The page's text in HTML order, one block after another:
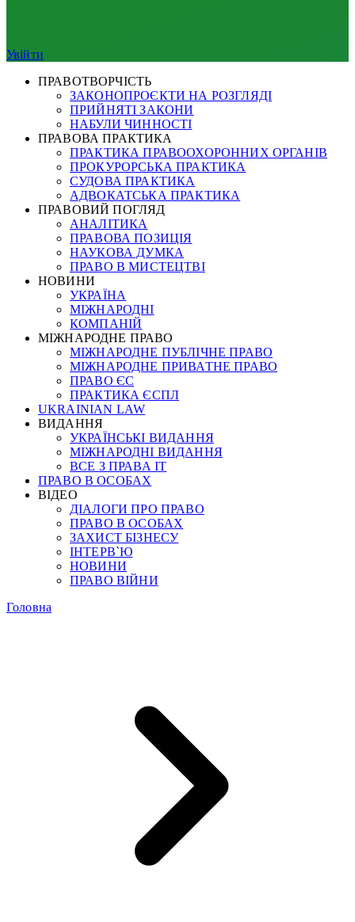
Увійти
ПРАВОТВОРЧІСТЬ
ЗАКОНОПРОЄКТИ НА РОЗГЛЯДІ
ПРИЙНЯТІ ЗАКОНИ
НАБУЛИ ЧИННОСТІ
ПРАВОВА ПРАКТИКА
ПРАКТИКА ПРАВООХОРОННИХ ОРГАНІВ
ПРОКУРОРСЬКА ПРАКТИКА
СУДОВА ПРАКТИКА
АДВОКАТСЬКА ПРАКТИКА
ПРАВОВИЙ ПОГЛЯД
АНАЛІТИКА
ПРАВОВА ПОЗИЦІЯ
НАУКОВА ДУМКА
ПРАВО В МИСТЕЦТВІ
НОВИНИ
УКРАЇНА
МІЖНАРОДНІ
КОМПАНІЙ
МІЖНАРОДНЕ ПРАВО
МІЖНАРОДНЕ ПУБЛІЧНЕ ПРАВО
МІЖНАРОДНЕ ПРИВАТНЕ ПРАВО
ПРАВО ЄС
ПРАКТИКА ЄСПЛ
UKRAINIAN LAW
ВИДАННЯ
УКРАЇНСЬКІ ВИДАННЯ
МІЖНАРОДНІ ВИДАННЯ
ВСЕ З ПРАВА ІТ
ПРАВО В ОСОБАХ
ВІДЕО
ДІАЛОГИ ПРО ПРАВО
ПРАВО В ОСОБАХ
ЗАХИСТ БІЗНЕСУ
ІНТЕРВ`Ю
НОВИНИ
ПРАВО ВІЙНИ
Головна